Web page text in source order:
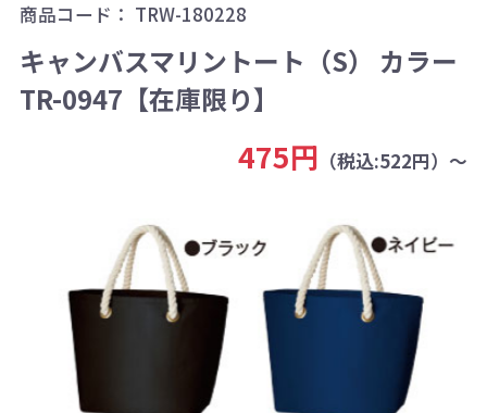
商品コード： TRW-180228
キャンバスマリントート（S） カラー
TR-0947【在庫限り】
475円 （税込:522円）～